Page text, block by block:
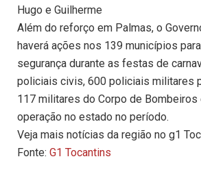
Hugo e Guilherme
Além do reforço em Palmas, o
haverá ações nos 139 municípios
segurança durante as festas de
policiais civis, 600 policiais militares
117 militares do Corpo de Bombeiros
operação no estado no período.
Veja mais notícias da região no g1
Fonte: G1 Tocantins